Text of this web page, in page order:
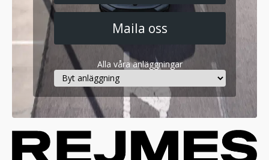
Maila oss
Alla våra anläggningar